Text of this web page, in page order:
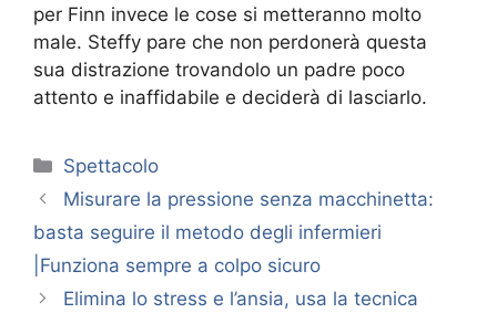
per Finn invece le cose si metteranno molto
male. Steffy pare che non perdonerà questa
sua distrazione trovandolo un padre poco
attento e inaffidabile e deciderà di lasciarlo.
Categorie
Spettacolo
Misurare la pressione senza macchinetta:
basta seguire il metodo degli infermieri
|Funziona sempre a colpo sicuro
Elimina lo stress e l’ansia, usa la tecnica